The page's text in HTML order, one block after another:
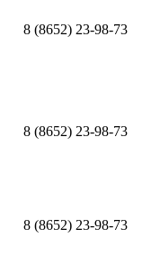
8 (8652) 23-98-73
8 (8652) 23-98-73
8 (8652) 23-98-73